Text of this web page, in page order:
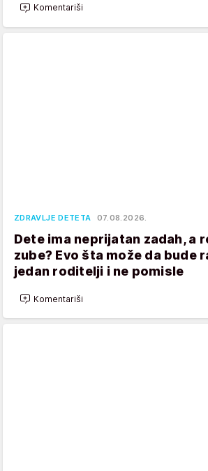
Komentariši
ZDRAVLJE DETETA 07.08.2026.
Dete ima neprijatan zadah, a
zube? Evo šta može da bude
jedan roditelji i ne pomisle
Komentariši